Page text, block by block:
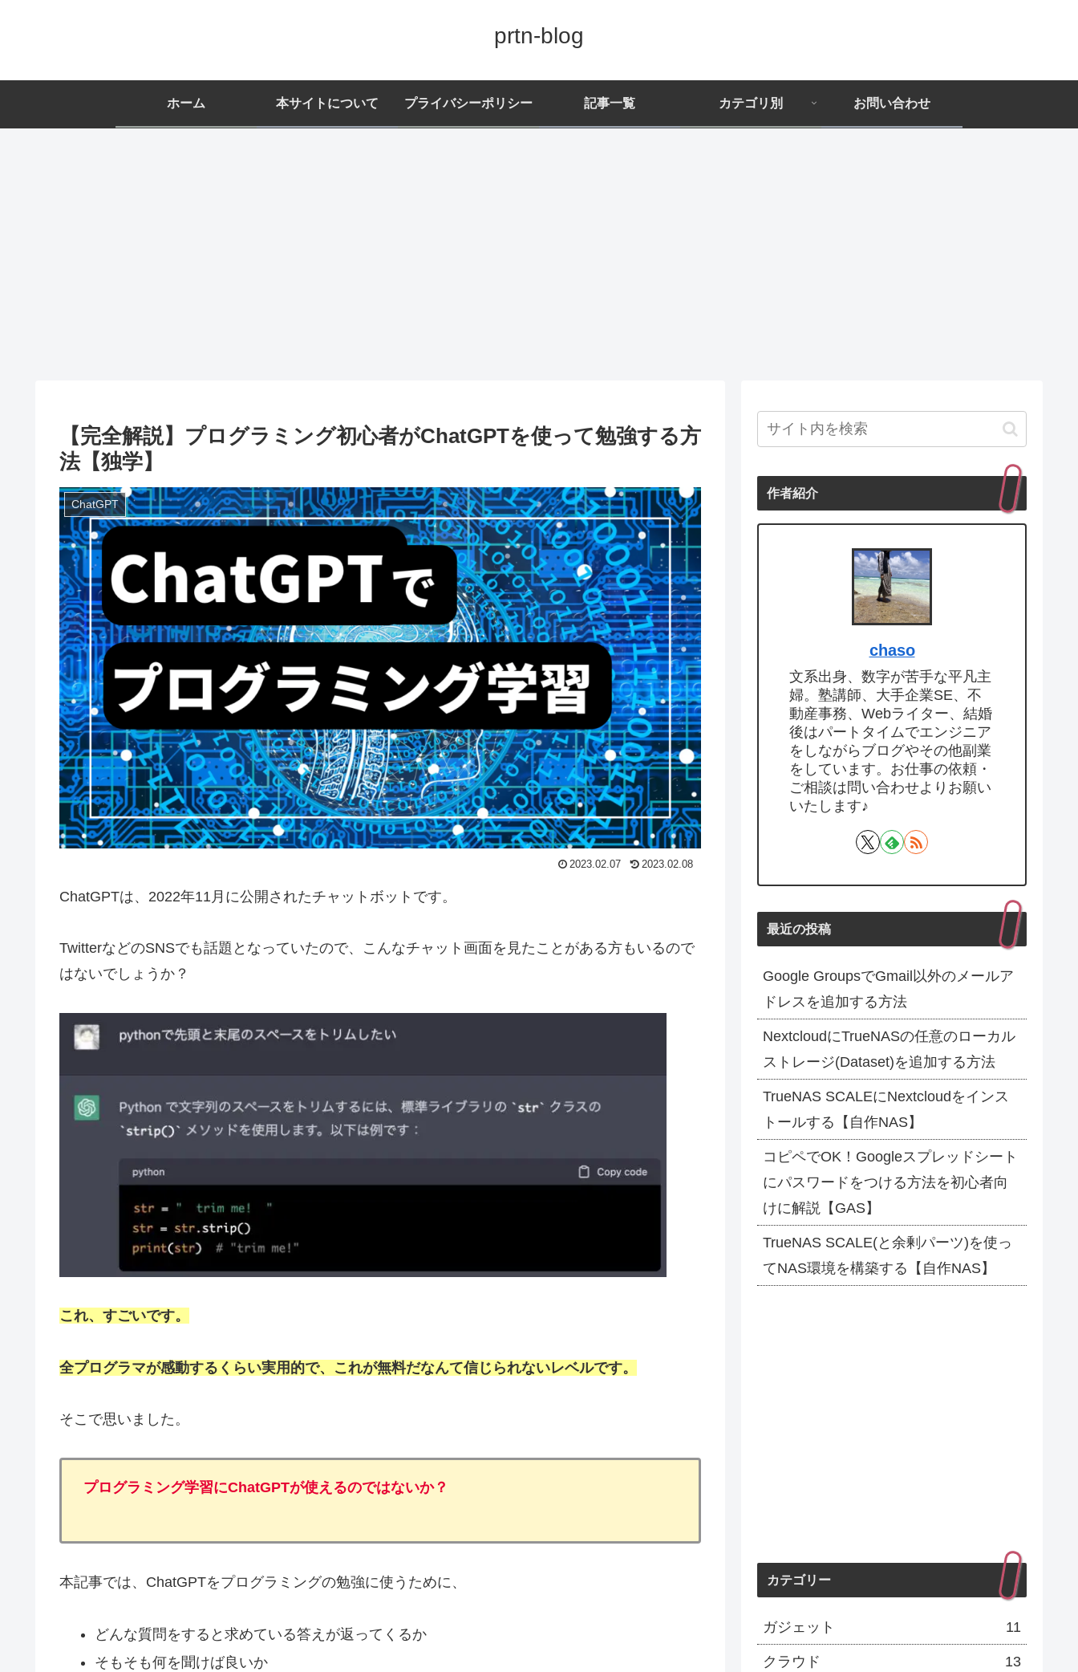
prtn-blog
ホーム 本サイトについて プライバシーポリシー 記事一覧 カテゴリ別 お問い合わせ
【完全解説】プログラミング初心者がChatGPTを使って勉強する方
法【独学】
ChatGPT
2023.02.07 2023.02.08
ChatGPTは、2022年11月に公開されたチャットボットです。
TwitterなどのSNSでも話題となっていたので、こんなチャット画面を見たことがある方もいるので
はないでしょうか？
これ、すごいです。
全プログラマが感動するくらい実用的で、これが無料だなんて信じられないレベルです。
そこで思いました。
プログラミング学習にChatGPTが使えるのではないか？
本記事では、ChatGPTをプログラミングの勉強に使うために、
どんな質問をすると求めている答えが返ってくるか
そもそも何を聞けば良いか
作者紹介
chaso
文系出身、数字が苦手な平凡主
婦。塾講師、大手企業SE、不
動産事務、Webライター、結婚
後はパートタイムでエンジニア
をしながらブログやその他副業
をしています。お仕事の依頼・
ご相談は問い合わせよりお願い
いたします♪
最近の投稿
Google GroupsでGmail以外のメールア
ドレスを追加する方法
NextcloudにTrueNASの任意のローカル
ストレージ(Dataset)を追加する方法
TrueNAS SCALEにNextcloudをインス
トールする【自作NAS】
コピペでOK！Googleスプレッドシート
にパスワードをつける方法を初心者向
けに解説【GAS】
TrueNAS SCALE(と余剰パーツ)を使っ
てNAS環境を構築する【自作NAS】
カテゴリー
ガジェット 11
クラウド 13